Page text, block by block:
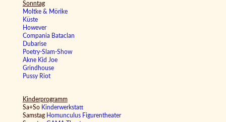
Sonntag
Moltke & Mörike
Küste
However
Compania Bataclan
Dubarise
Poetry-Slam-Show
Akne Kid Joe
Grindhouse
Pussy Riot
Kinderprogramm
Sa+So Kinderwerkstatt
Samstag Homunculus Figurentheater